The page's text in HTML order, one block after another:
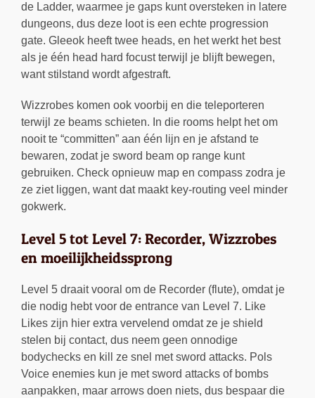
de Ladder, waarmee je gaps kunt oversteken in latere
dungeons, dus deze loot is een echte progression
gate. Gleeok heeft twee heads, en het werkt het best
als je één head hard focust terwijl je blijft bewegen,
want stilstand wordt afgestraft.
Wizzrobes komen ook voorbij en die teleporteren
terwijl ze beams schieten. In die rooms helpt het om
nooit te “committen” aan één lijn en je afstand te
bewaren, zodat je sword beam op range kunt
gebruiken. Check opnieuw map en compass zodra je
ze ziet liggen, want dat maakt key-routing veel minder
gokwerk.
Level 5 tot Level 7: Recorder, Wizzrobes
en moeilijkheidssprong
Level 5 draait vooral om de Recorder (flute), omdat je
die nodig hebt voor de entrance van Level 7. Like
Likes zijn hier extra vervelend omdat ze je shield
stelen bij contact, dus neem geen onnodige
bodychecks en kill ze snel met sword attacks. Pols
Voice enemies kun je met sword attacks of bombs
aanpakken, maar arrows doen niets, dus bespaar die